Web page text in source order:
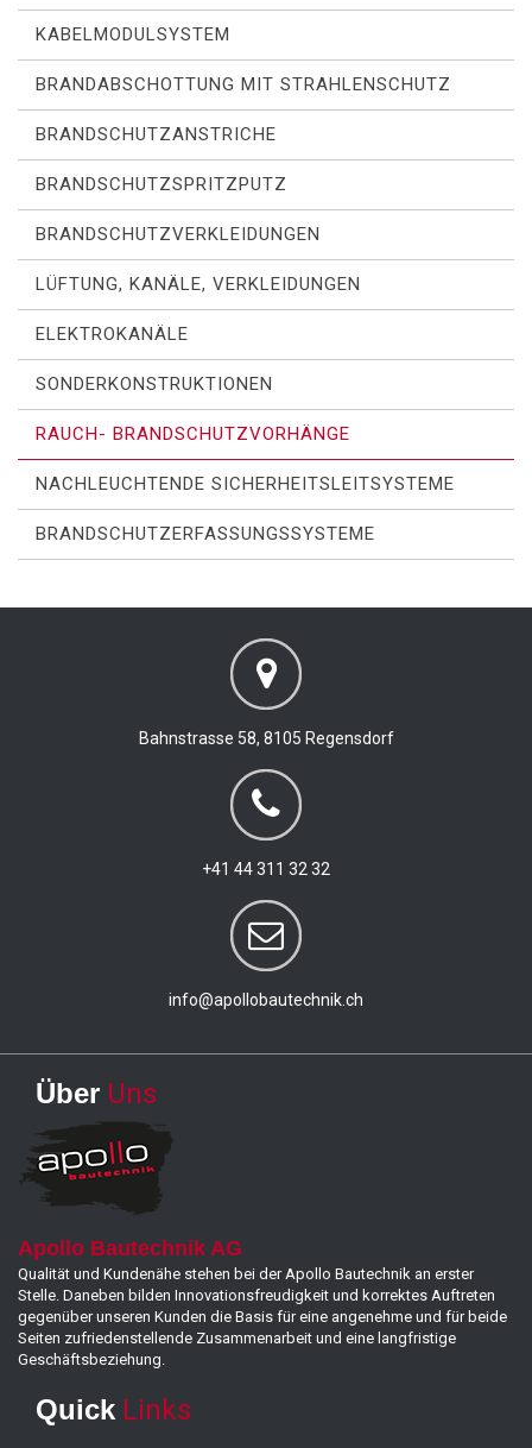
KABELMODULSYSTEM
BRANDABSCHOTTUNG MIT STRAHLENSCHUTZ
BRANDSCHUTZANSTRICHE
BRANDSCHUTZSPRITZPUTZ
BRANDSCHUTZVERKLEIDUNGEN
LÜFTUNG, KANÄLE, VERKLEIDUNGEN
ELEKTROKANÄLE
SONDERKONSTRUKTIONEN
RAUCH- BRANDSCHUTZVORHÄNGE
NACHLEUCHTENDE SICHERHEITSLEITSYSTEME
BRANDSCHUTZERFASSUNGSSYSTEME
Bahnstrasse 58, 8105 Regensdorf
+41 44 311 32 32
info@apollobautechnik.ch
Über Uns
Apollo Bautechnik AG
Qualität und Kundenähe stehen bei der Apollo Bautechnik an erster
Stelle. Daneben bilden Innovationsfreudigkeit und korrektes Auftreten
gegenüber unseren Kunden die Basis für eine angenehme und für beide
Seiten zufriedenstellende Zusammenarbeit und eine langfristige
Geschäftsbeziehung.
Quick Links